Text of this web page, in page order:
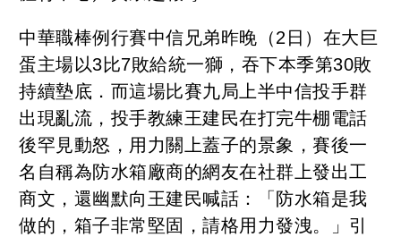
中華職棒例行賽中信兄弟昨晚（2日）在大巨
蛋主場以3比7敗給統一獅，吞下本季第30敗
持續墊底．而這場比賽九局上半中信投手群
出現亂流，投手教練王建民在打完牛棚電話
後罕見動怒，用力關上蓋子的景象，賽後一
名自稱為防水箱廠商的網友在社群上發出工
商文，還幽默向王建民喊話：「防水箱是我
做的，箱子非常堅固，請格用力發洩。」引